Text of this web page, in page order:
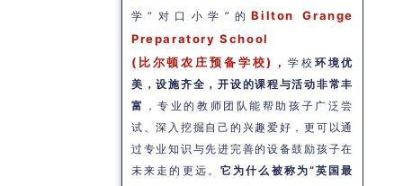
学“对口小学”的 Bilton Grange
Preparatory School
(比尔顿农庄预备学校)，学校 环境优
美，设施齐全，开设的课程与活动非常丰
富 ，专业的教师团队能帮助孩子广泛尝
试、深入挖掘自己的兴趣爱好，更可以通
过专业知识与先进完善的设备鼓励孩子在
未来走的更远。 它为什么被称为“英国最